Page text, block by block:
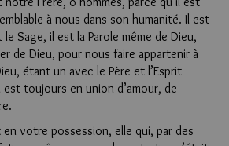
à nous dans son humanité. Il est
Sage, il est la Parole même de Dieu,
de Dieu, pour nous faire appartenir à
étant un avec le Père et l’Esprit
toujours en union d’amour, de
votre possession, elle qui, par des